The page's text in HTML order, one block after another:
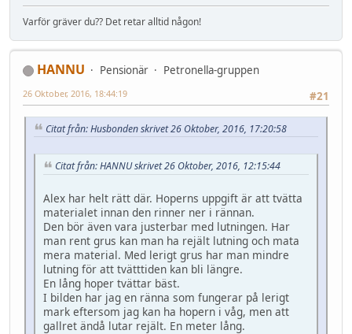
Varför gräver du?? Det retar alltid någon!
HANNU Pensionär
Petronella-gruppen
#21
26 Oktober, 2016, 18:44:19
Citat från: Husbonden skrivet 26 Oktober, 2016, 17:20:58
Citat från: HANNU skrivet 26 Oktober, 2016, 12:15:44
Alex har helt rätt där. Hoperns uppgift är att tvätta
materialet innan den rinner ner i rännan.
Den bör även vara justerbar med lutningen. Har
man rent grus kan man ha rejält lutning och mata
mera material. Med lerigt grus har man mindre
lutning för att tvätttiden kan bli längre.
En lång hoper tvättar bäst.
I bilden har jag en ränna som fungerar på lerigt
mark eftersom jag kan ha hopern i våg, men att
gallret ändå lutar rejält. En meter lång.